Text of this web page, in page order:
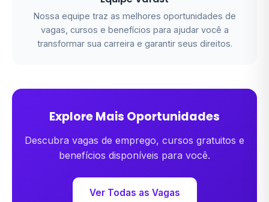
Nossa equipe traz as melhores oportunidades de
vagas, cursos e benefícios para ajudar você a
transformar sua carreira e garantir seus direitos.
Explore Mais Oportunidades
Descubra vagas de emprego, cursos gratuitos e
benefícios disponíveis para você.
Ver Todas as Vagas